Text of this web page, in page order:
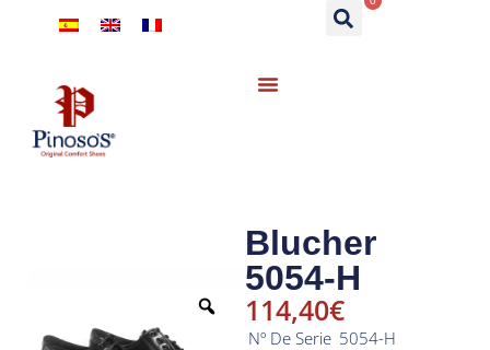
Blucher
5054-H
114,40€
Nº De Serie 5054-H